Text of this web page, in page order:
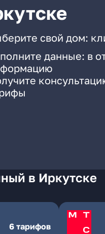
свой дом:
данные: в
в Иркутске
6 тарифов